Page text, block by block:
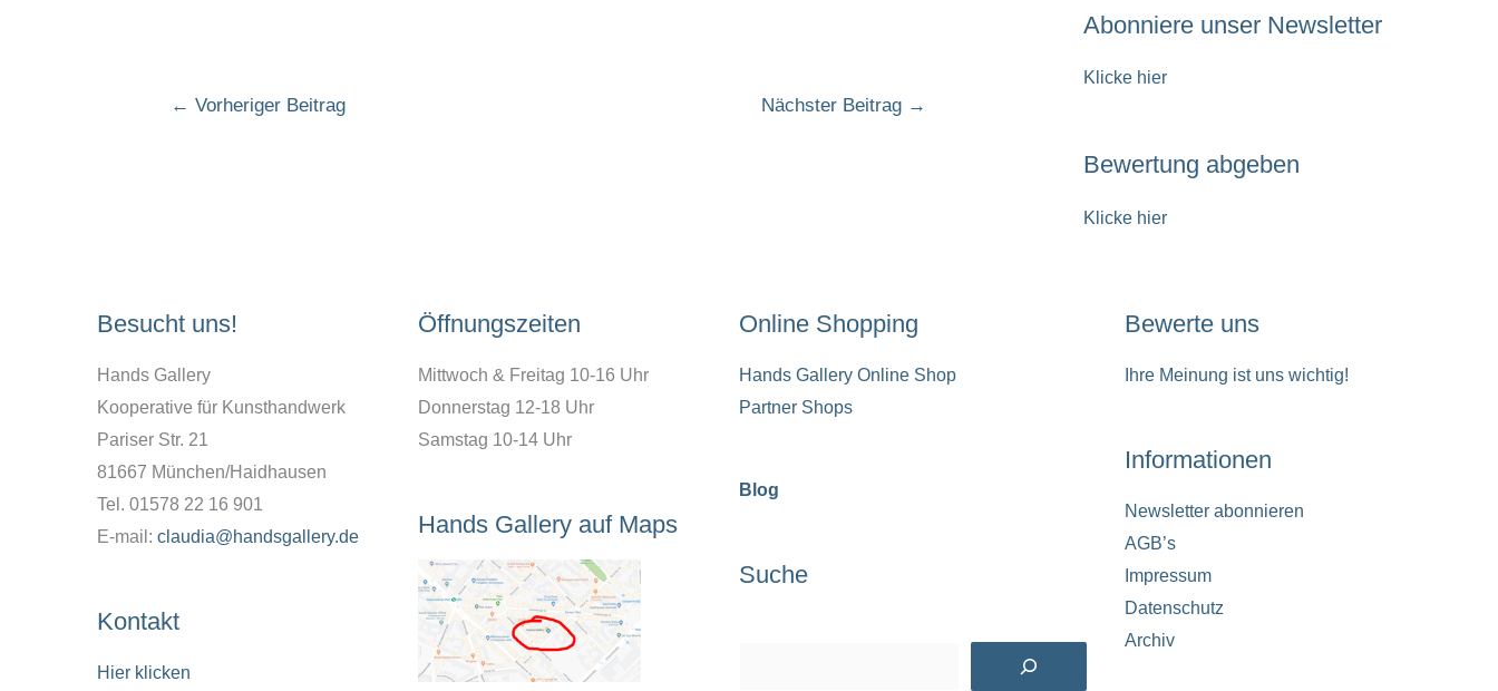
← Vorheriger Beitrag Nächster Beitrag →
Abonniere unser Newsletter
Klicke hier
Bewertung abgeben
Klicke hier
Besucht uns!
Hands Gallery
Kooperative für Kunsthandwerk
Pariser Str. 21
81667 München/Haidhausen
Tel. 01578 22 16 901
E-mail: claudia@handsgallery.de
Kontakt
Hier klicken
Öffnungszeiten
Mittwoch & Freitag 10-16 Uhr
Donnerstag 12-18 Uhr
Samstag 10-14 Uhr
Hands Gallery auf Maps
Online Shopping
Hands Gallery Online Shop
Partner Shops
Blog
Suche
Bewerte uns
Ihre Meinung ist uns wichtig!
Informationen
Newsletter abonnieren
AGB’s
Impressum
Datenschutz
Archiv